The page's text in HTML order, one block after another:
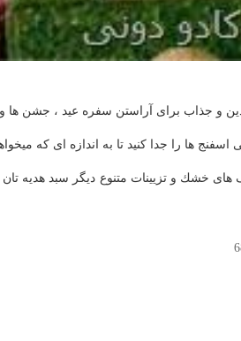
و جذاب برای آراستن سفره عید ، جشن ها
ها را جدا كنید تا به اندازه ای كه
های خشك و تزیینات متنوع دیگر سبد هدیه تان